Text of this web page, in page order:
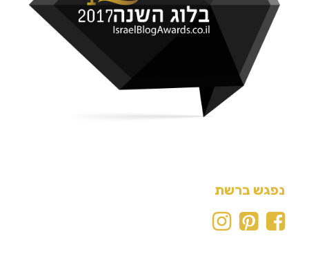
נפגש ברשת